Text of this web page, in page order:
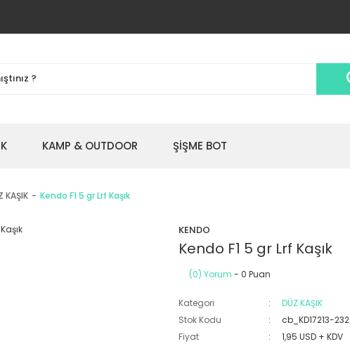
KAMP & OUTDOOR ŞİŞME BOT
KAŞIK Kendo F1 5 gr Lrf Kaşık
KENDO
Kendo F1 5 gr Lrf Kaşık
(0) Yorum - 0 Puan
Kategori
DÜZ KAŞIK
Stok Kodu
cb_KD17213-232
Fiyat
1,95 USD + KDV